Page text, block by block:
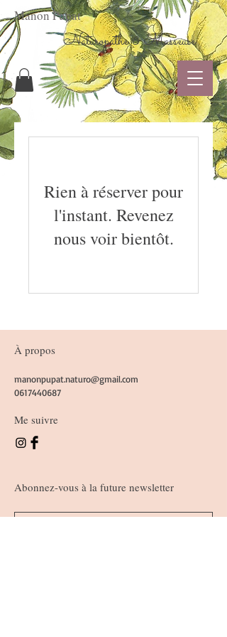
Manon Pupat
Naturopathe& Masseuse
Rien à réserver pour
l'instant. Revenez
nous voir bientôt.
À propos
manonpupat.naturo@gmail.com
0617440687
Me suivre
Abonnez-vous à la future newsletter